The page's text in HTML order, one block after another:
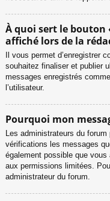
À quoi sert le bouton
affiché lors de la
Il vous permet d’enregistrer
souhaitez finaliser et publier
messages enregistrés
l’utilisateur.
Pourquoi mon
Les administrateurs du
vérifications les messages
également possible que vous
aux permissions limitées.
administrateur du forum.